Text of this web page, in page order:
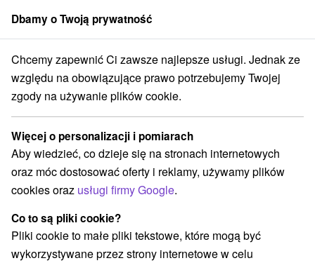
członek grupySorger
Specjalne oferty na Słowacji Bony wakacyjne na Słowacji
Bony wakacyjne na Słowacji
Kategorie
Wszystkie kategorie
Pobyty z rabatem(148)
Wellness pobyty(217) Wyjazdy weekendowe
Romantyczne wypady
Wakacje rodzinne(149)
Dbamy o Twoją prywatność
Chcemy zapewnić Ci zawsze najlepsze usługi. Jednak ze
względu na obowiązujące prawo potrzebujemy Twojej
zgody na używanie plików cookie.
Więcej o personalizacji i pomiarach
Aby wiedzieć, co dzieje się na stronach internetowych
oraz móc dostosować oferty i reklamy, używamy plików
cookies oraz usługi firmy Google.
Co to są pliki cookie?
Pliki cookie to małe pliki tekstowe, które mogą być
wykorzystywane przez strony internetowe w celu